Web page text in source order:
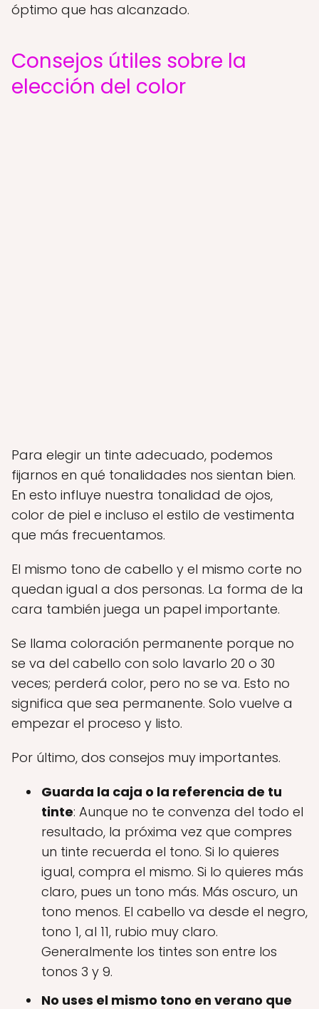
óptimo que has alcanzado.
Consejos útiles sobre la
elección del color
Para elegir un tinte adecuado, podemos
fijarnos en qué tonalidades nos sientan bien.
En esto influye nuestra tonalidad de ojos,
color de piel e incluso el estilo de vestimenta
que más frecuentamos.
El mismo tono de cabello y el mismo corte no
quedan igual a dos personas. La forma de la
cara también juega un papel importante.
Se llama coloración permanente porque no
se va del cabello con solo lavarlo 20 o 30
veces; perderá color, pero no se va. Esto no
significa que sea permanente. Solo vuelve a
empezar el proceso y listo.
Por último, dos consejos muy importantes.
Guarda la caja o la referencia de tu
tinte: Aunque no te convenza del todo el
resultado, la próxima vez que compres
un tinte recuerda el tono. Si lo quieres
igual, compra el mismo. Si lo quieres más
claro, pues un tono más. Más oscuro, un
tono menos. El cabello va desde el negro,
tono 1, al 11, rubio muy claro.
Generalmente los tintes son entre los
tonos 3 y 9.
No uses el mismo tono en verano que